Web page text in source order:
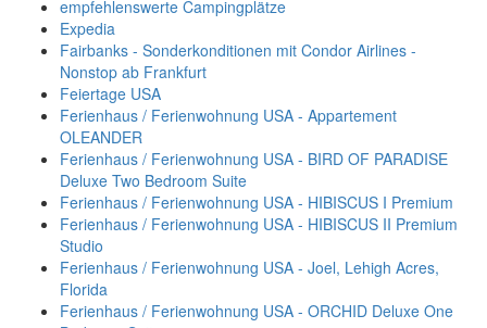
empfehlenswerte Campingplätze
Expedia
Fairbanks - Sonderkonditionen mit Condor Airlines -
Nonstop ab Frankfurt
Feiertage USA
Ferienhaus / Ferienwohnung USA - Appartement
OLEANDER
Ferienhaus / Ferienwohnung USA - BIRD OF PARADISE
Deluxe Two Bedroom Suite
Ferienhaus / Ferienwohnung USA - HIBISCUS I Premium
Ferienhaus / Ferienwohnung USA - HIBISCUS II Premium
Studio
Ferienhaus / Ferienwohnung USA - Joel, Lehigh Acres,
Florida
Ferienhaus / Ferienwohnung USA - ORCHID Deluxe One